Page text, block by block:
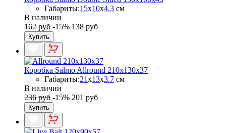
Габариты:15x10x4.3 см
В наличии
162 руб -15% 138 руб
Купить
Коробка Salmo Allround 210x130x37
Габариты:21x13x3.7 см
В наличии
236 руб -15% 201 руб
Купить